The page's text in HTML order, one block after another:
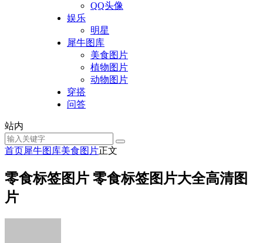
QQ头像
娱乐
明星
犀牛图库
美食图片
植物图片
动物图片
穿搭
问答
站内
首页犀牛图库美食图片正文
零食标签图片 零食标签图片大全高清图
片